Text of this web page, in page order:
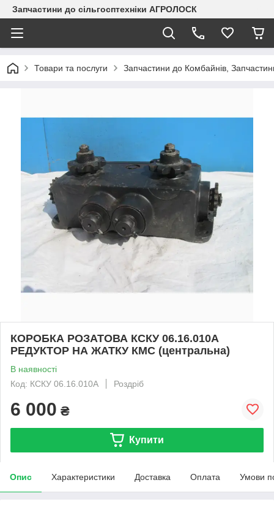
Запчастини до сільгосптехніки АГРОЛОСК
Товари та послуги Запчастини до Комбайнів,
КОРОБКА РОЗАТОВА КСКУ 06.16.010А
РЕДУКТОР НА ЖАТКУ КМС (центральна)
В наявності
Код: КСКУ 06.16.010А
Роздріб
6 000 ₴
Купити
Опис Характеристики Доставка Оплата Умови